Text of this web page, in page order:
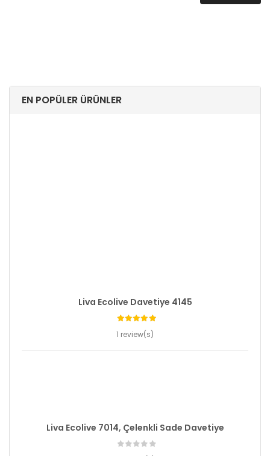
EN POPÜLER ÜRÜNLER
Liva Ecolive Davetiye 4145
1 review(s)
Liva Ecolive 7014, Çelenkli Sade Davetiye